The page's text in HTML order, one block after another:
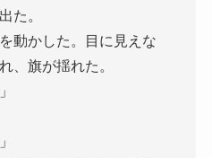
た。
動かした。目に見えな
、旗が揺れた。